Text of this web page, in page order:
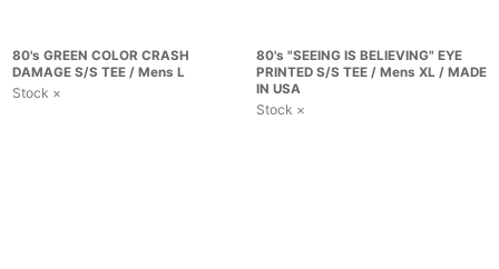
80's GREEN COLOR CRASH
DAMAGE S/S TEE / Mens L
Stock ×
80's "SEEING IS BELIEVING" EYE
PRINTED S/S TEE / Mens XL / MADE
IN USA
Stock ×